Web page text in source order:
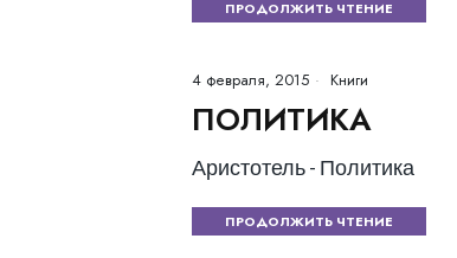
ПРОДОЛЖИТЬ ЧТЕНИЕ
4 февраля, 2015 Книги
ПОЛИТИКА
Аристотель - Политика
ПРОДОЛЖИТЬ ЧТЕНИЕ